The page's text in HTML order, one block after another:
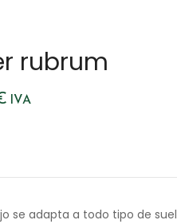
rubrum
IVA
se adapta a todo tipo de